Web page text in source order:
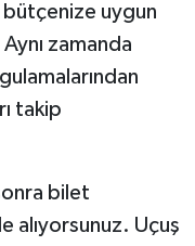
uygun
zamanda
takip
bilet
alıyorsunuz. Uçuş